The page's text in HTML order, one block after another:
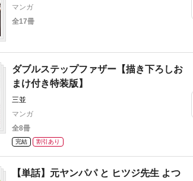
マンガ
全17冊
ダブルステップファザー【描き下ろしお
まけ付き特装版】
三並
マンガ
全8冊
完結 割引あり
【単話】元ヤンパパ と ヒツジ先生 よつ